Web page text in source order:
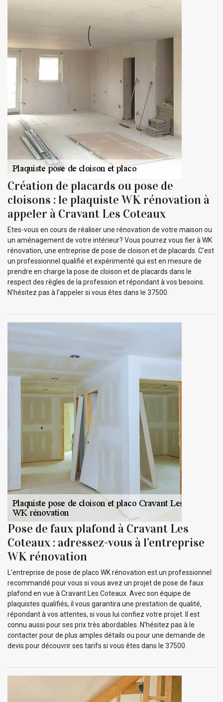
Création de placards ou pose de
cloisons : le plaquiste WK rénovation à
appeler à Cravant Les Coteaux
Etes-vous en cours de réaliser une rénovation de votre maison ou
un aménagement de votre intérieur? Vous pourrez vous fier à WK
rénovation, une entreprise de pose de cloison et de placards. C’est
un professionnel qualifié et expérimenté qui est en mesure de
prendre en charge la pose de cloison et de placards dans le
respect des règles de la profession et répondant à vos besoins.
N’hésitez pas à l’appeler si vous êtes dans le 37500.
Pose de faux plafond à Cravant Les
Coteaux : adressez-vous à l’entreprise
WK rénovation
L’entreprise de pose de placo WK rénovation est un professionnel
recommandé pour vous si vous avez un projet de pose de faux
plafond en vue à Cravant Les Coteaux. Avec son équipe de
plaquistes qualifiés, il vous garantira une prestation de qualité,
répondant à vos attentes, si vous lui confiez votre projet. Il est
connu aussi pour ses prix très abordables. N’hésitez pas à le
contacter pour de plus amples détails ou pour une demande de
devis pour découvrir ses tarifs si vous êtes dans le 37500.